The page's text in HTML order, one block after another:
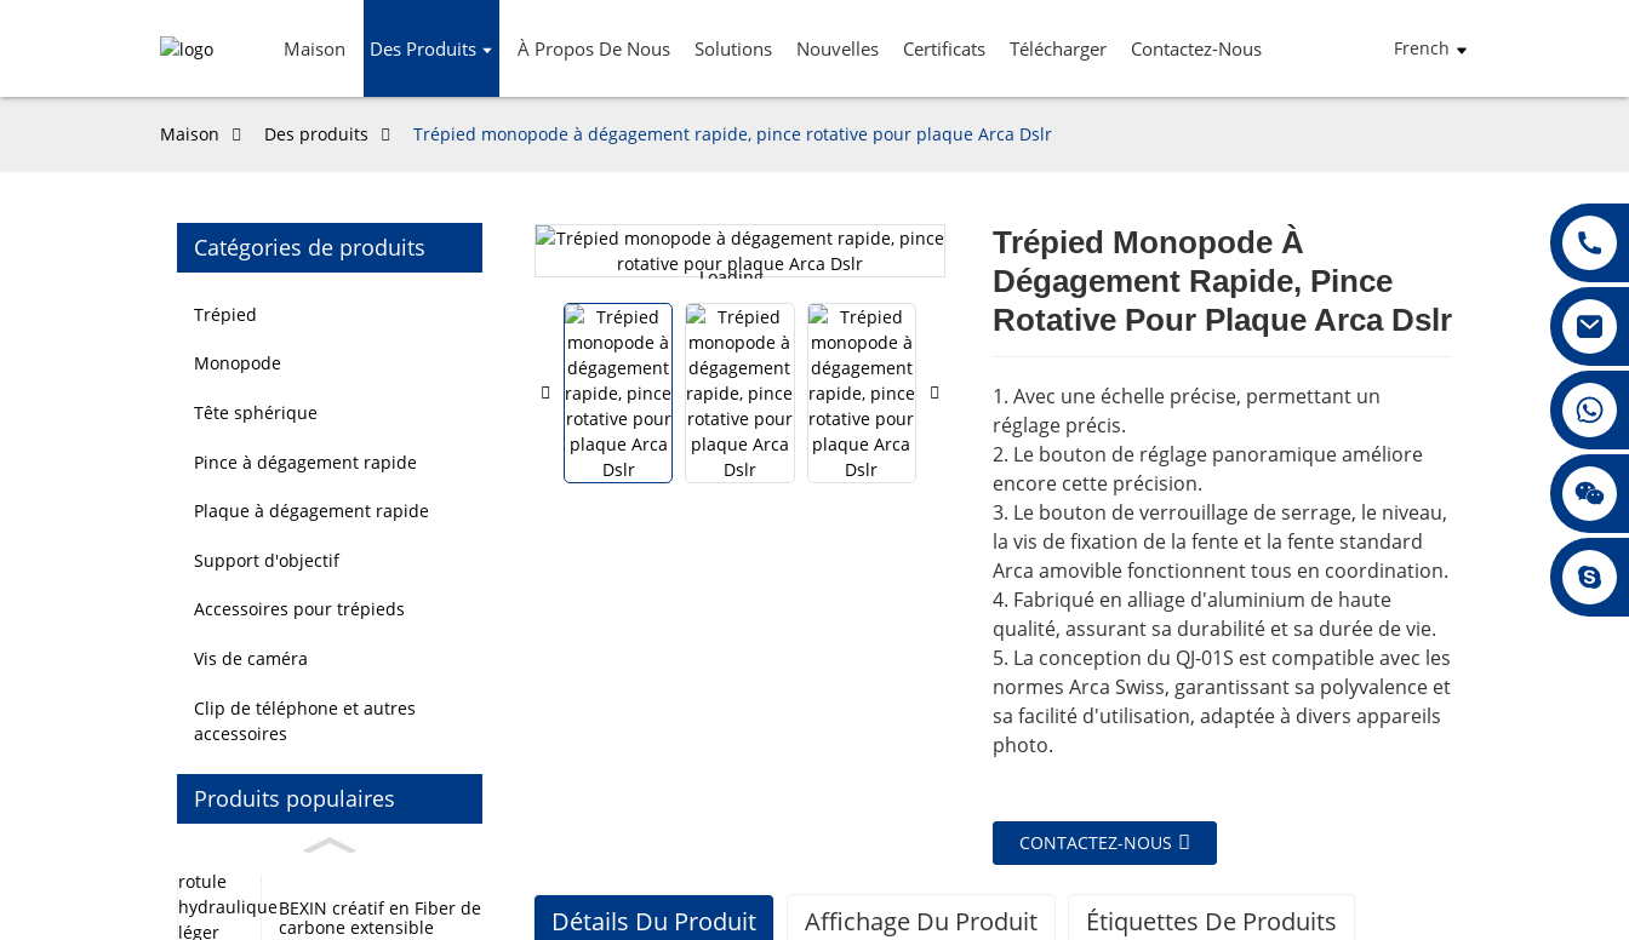
Maison Des Produits À Propos De Nous Solutions Nouvelles Certificats Télécharger Contactez-Nous French
+86 13432147367
Maison Des produits Trépied monopode à dégagement rapide, pince rotative pour plaque Arca Dslr
Catégories de produits
Trépied
Monopode
Tête sphérique
Pince à dégagement rapide
Plaque à dégagement rapide
Support d'objectif
Accessoires pour trépieds
Vis de caméra
Clip de téléphone et autres
accessoires
Produits populaires
BEXIN créatif en Fiber de
carbone extensible
Loading...
Loading... Loading...
Loading... Loading...
Loading... Loading...
Loading...
Trépied Monopode À
Dégagement Rapide, Pince
Rotative Pour Plaque Arca Dslr
1. Avec une échelle précise, permettant un
réglage précis.
2. Le bouton de réglage panoramique améliore
encore cette précision.
3. Le bouton de verrouillage de serrage, le niveau,
la vis de fixation de la fente et la fente standard
Arca amovible fonctionnent tous en coordination.
4. Fabriqué en alliage d'aluminium de haute
qualité, assurant sa durabilité et sa durée de vie.
5. La conception du QJ-01S est compatible avec les
normes Arca Swiss, garantissant sa polyvalence et
sa facilité d'utilisation, adaptée à divers appareils
photo.
CONTACTEZ-NOUS
Détails Du Produit Affichage Du Produit Étiquettes De Produits